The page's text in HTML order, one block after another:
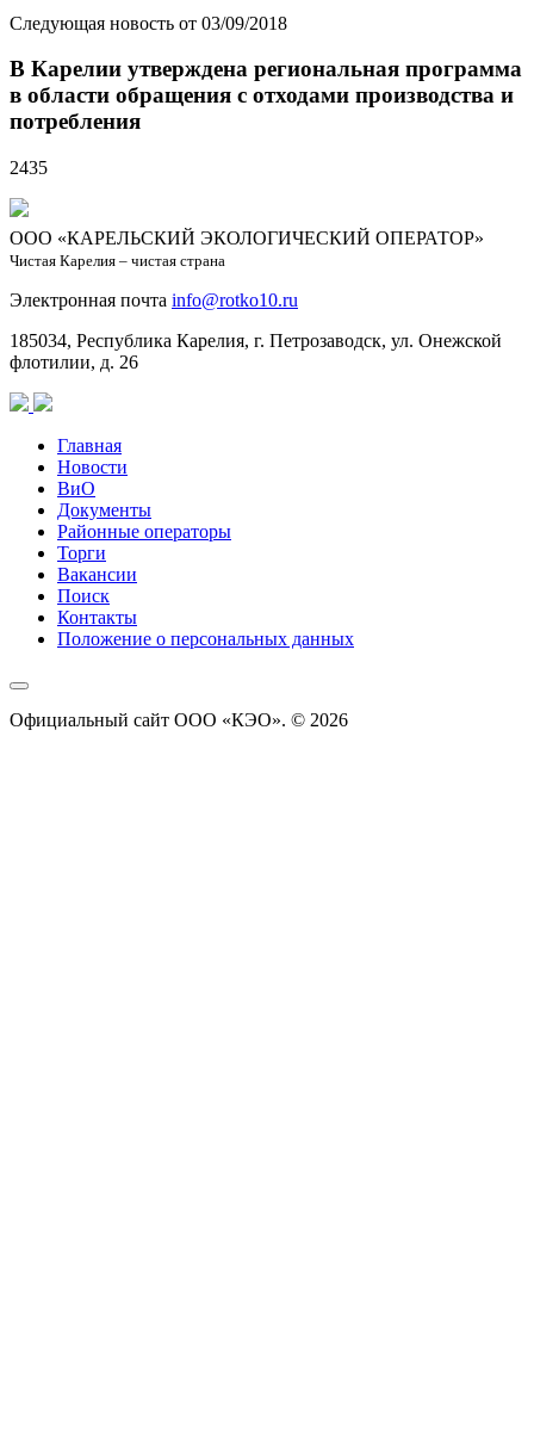
Следующая новость от 03/09/2018
В Карелии утверждена региональная программа
в области обращения с отходами производства и
потребления
2435
ООО «КАРЕЛЬСКИЙ ЭКОЛОГИЧЕСКИЙ ОПЕРАТОР»
Чистая Карелия – чистая страна
Электронная почта info@rotko10.ru
185034, Республика Карелия, г. Петрозаводск, ул. Онежской
флотилии, д. 26
Главная
Новости
ВиО
Документы
Районные операторы
Торги
Вакансии
Поиск
Контакты
Положение о персональных данных
Официальный сайт ООО «КЭО». © 2026